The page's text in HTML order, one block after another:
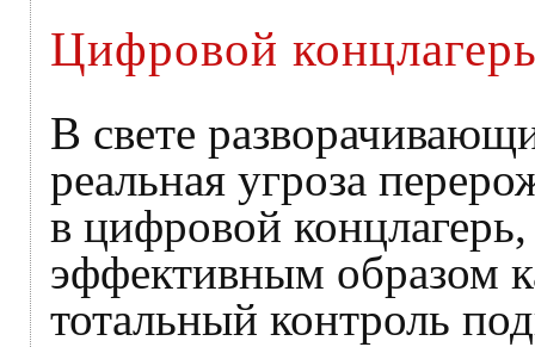
Цифровой
В свете
реальная угроза
в цифровой
эффективным образом
тотальный контроль